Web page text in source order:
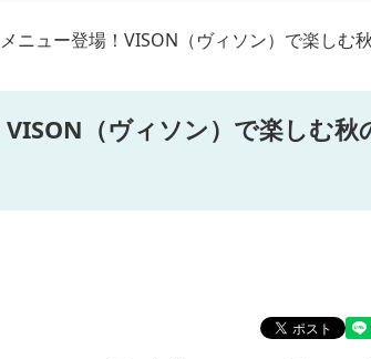
ニュー登場！VISON（ヴィソン）で楽しむ
（ヴィソン）で楽しむ秋